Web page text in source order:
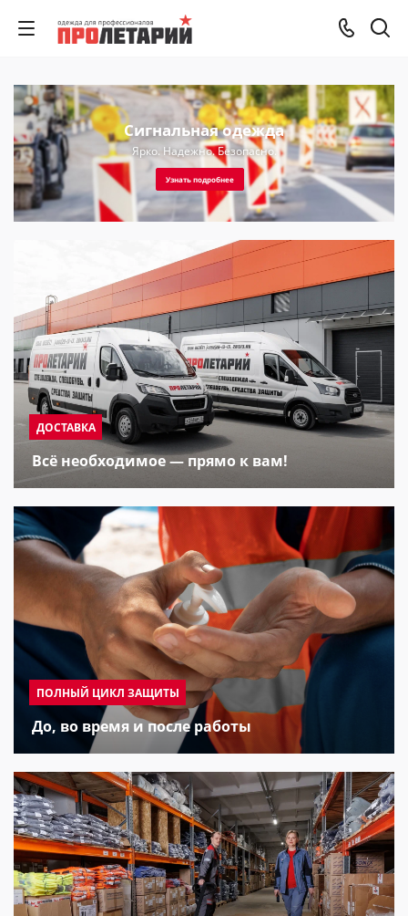
Сигнальная одежда
Ярко. Надежно. Безопасно.
Узнать подробнее
ДОСТАВКА
Всё необходимое — прямо к вам!
ПОЛНЫЙ ЦИКЛ ЗАЩИТЫ
До, во время и после работы